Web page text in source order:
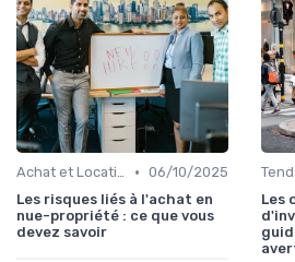
Achat et Location de Biens Immobiliers • 06/10/2025
Les risques liés à l'achat en
nue-propriété : ce que vous
devez savoir
Les